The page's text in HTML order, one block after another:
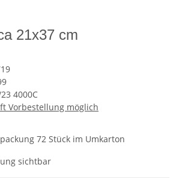
21x37 cm
4000C
Vorbestellung möglich
72 Stück im Umkarton
sichtbar